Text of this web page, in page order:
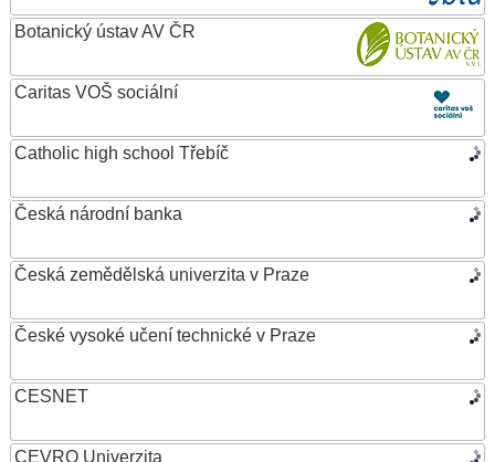
Botanický ústav AV ČR
Caritas VOŠ sociální
Catholic high school Třebíč
Česká národní banka
Česká zemědělská univerzita v Praze
České vysoké učení technické v Praze
CESNET
CEVRO Univerzita